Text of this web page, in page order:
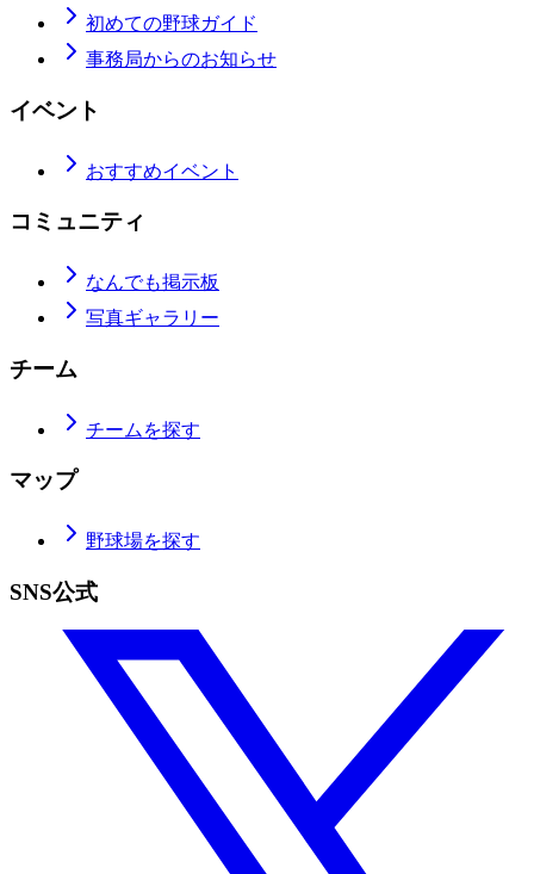
初めての野球ガイド
事務局からのお知らせ
イベント
おすすめイベント
コミュニティ
なんでも掲示板
写真ギャラリー
チーム
チームを探す
マップ
野球場を探す
SNS公式